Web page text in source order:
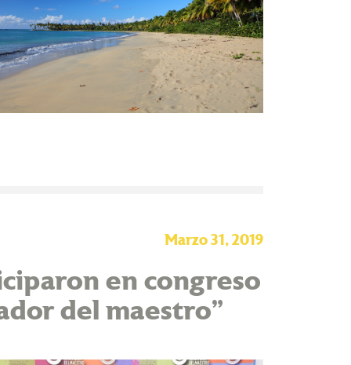
Marzo 31, 2019
en congreso
del maestro”